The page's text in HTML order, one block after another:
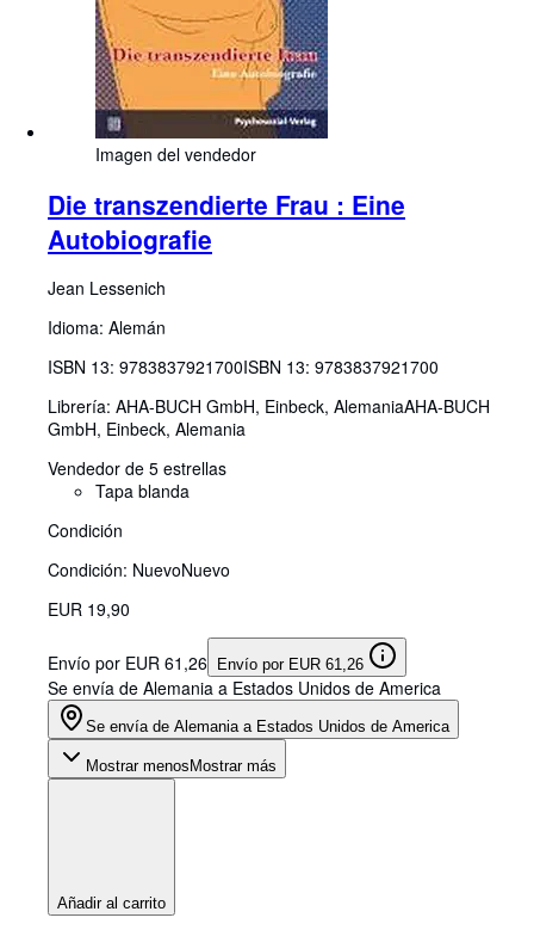
Imagen del vendedor
Die transzendierte Frau : Eine
Autobiografie
Jean Lessenich
Idioma: Alemán
ISBN 13: 9783837921700ISBN 13: 9783837921700
Librería: AHA-BUCH GmbH, Einbeck, AlemaniaAHA-BUCH
GmbH, Einbeck, Alemania
Vendedor de 5 estrellas
Tapa blanda
Condición
Condición: NuevoNuevo
EUR 19,90
Envío por EUR 61,26 Envío por EUR 61,26
Se envía de Alemania a Estados Unidos de America
Se envía de Alemania a Estados Unidos de America
Mostrar menos Mostrar más
Añadir al carrito